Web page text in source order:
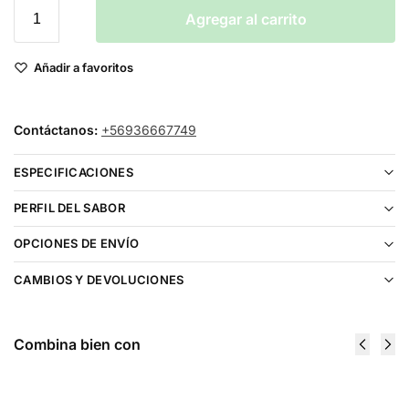
Agregar al carrito
Añadir a favoritos
Contáctanos: +56936667749
ESPECIFICACIONES
PERFIL DEL SABOR
OPCIONES DE ENVÍO
CAMBIOS Y DEVOLUCIONES
Combina bien con